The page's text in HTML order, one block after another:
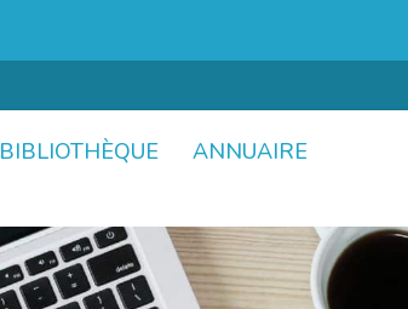
BIBLIOTHÈQUE
ANNUAIRE